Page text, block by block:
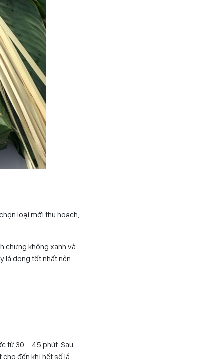
loại mới thu hoạch,
chưng không xanh và
lá dong tốt nhất nên
từ 30 – 45 phút. Sau
cho đến khi hết số lá